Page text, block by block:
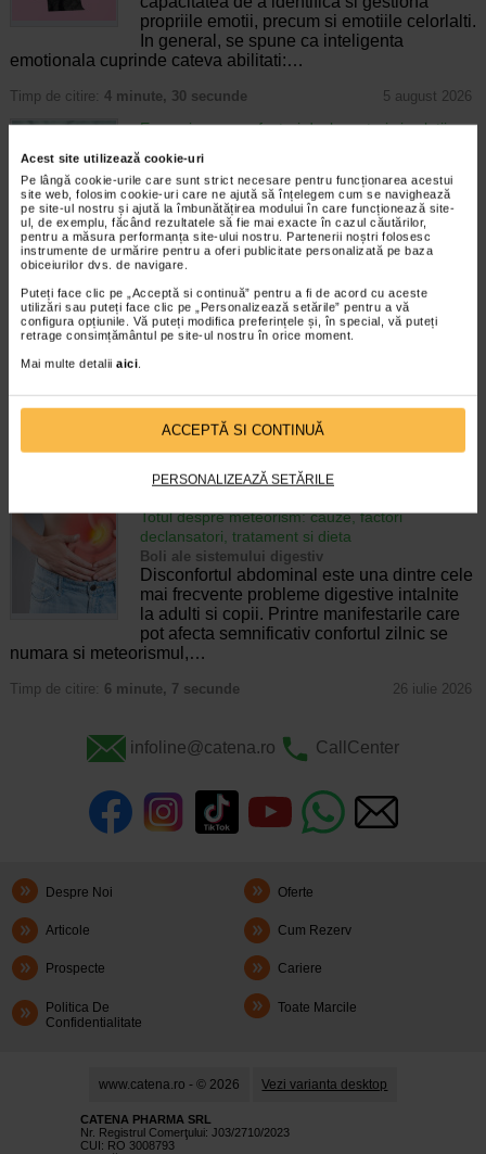
Acest site utilizează cookie-uri
Pe lângă cookie-urile care sunt strict necesare pentru funcționarea acestui
site web, folosim cookie-uri care ne ajută să înțelegem cum se navighează
pe site-ul nostru și ajută la îmbunătățirea modului în care funcționează site-
ul, de exemplu, făcând rezultatele să fie mai exacte în cazul căutărilor,
pentru a măsura performanța site-ului nostru. Partenerii noștri folosesc
instrumente de urmărire pentru a oferi publicitate personalizată pe baza
obiceiurilor dvs. de navigare.
Puteți face clic pe „Acceptă si continuă” pentru a fi de acord cu aceste
utilizări sau puteți face clic pe „Personalizează setările” pentru a vă
configura opțiunile. Vă puteți modifica preferințele și, în special, vă puteți
retrage consimțământul pe site-ul nostru în orice moment.
Mai multe detalii aici.
ACCEPTĂ SI CONTINUĂ
PERSONALIZEAZĂ SETĂRILE
propriile emotii, precum si emotiile celorlalti.
In general, se spune ca inteligenta
emotionala cuprinde cateva abilitati:…
Timp de citire: 4 minute, 30 secunde 5 august 2026
Enurezis: cauze, factori declansatori si solutii
Enurezisul este termenul medical pentru
pierderea accidentala de urina, de obicei in
timpul somnului. Este o afectiune frecventa
atat in randul copiilor, cat si al adultilor.
Enurezisul este considerat…
Senzatia de prea plin: cand indica o afectiune si
cum o tratati
Multi oameni au experimentat macar o data
atunci cand nu au consumat o cantitate
foarte mare de alimente. In cele mai multe
cazuri, aceasta apare ocazional…
4 minute, 55 secunde
Totul despre meteorism: cauze, factori
declansatori, tratament si dieta
Boli ale sistemului digestiv
Disconfortul abdominal este una dintre cele
mai frecvente probleme digestive intalnite
la adulti si copii. Printre manifestarile care
pot afecta semnificativ confortul zilnic se
numara si meteorismul,…
Timp de citire: 6 minute, 7 secunde 26 iulie 2026
infoline@catena.ro CallCenter
Despre Noi Oferte
Articole Cum Rezerv
Prospecte Cariere
Politica De
Confidentialitate
Toate Marcile
www.catena.ro - © 2026 Vezi varianta desktop
CATENA PHARMA SRL
Nr. Registrul Comerţului: J03/2710/2023
CUI: RO 3008793